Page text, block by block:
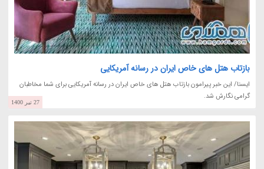
بازتاب هتل های خاص ایران در رسانه آمریکایی
ایسنا/ این خبر پیرامون بازتاب هتل های خاص ایران در رسانه آمریکایی برای شما مخاطبان
گرامی نگارش شد.
27 تیر 1400